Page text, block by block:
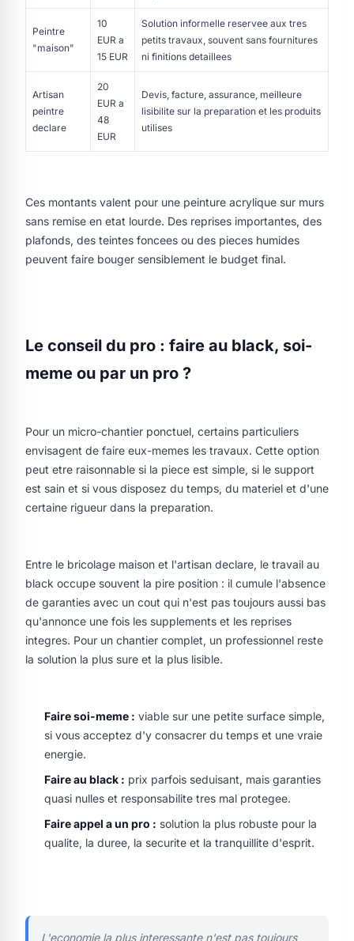
Peintre
"maison"
10
EUR a
15 EUR
Solution informelle reservee aux tres
petits travaux, souvent sans fournitures
ni finitions detaillees
Artisan
peintre
declare
20
EUR a
48
EUR
Devis, facture, assurance, meilleure
lisibilite sur la preparation et les produits
utilises
Ces montants valent pour une peinture acrylique sur murs
sans remise en etat lourde. Des reprises importantes, des
plafonds, des teintes foncees ou des pieces humides
peuvent faire bouger sensiblement le budget final.
Le conseil du pro : faire au black, soi-
meme ou par un pro ?
Pour un micro-chantier ponctuel, certains particuliers
envisagent de faire eux-memes les travaux. Cette option
peut etre raisonnable si la piece est simple, si le support
est sain et si vous disposez du temps, du materiel et d'une
certaine rigueur dans la preparation.
Entre le bricolage maison et l'artisan declare, le travail au
black occupe souvent la pire position : il cumule l'absence
de garanties avec un cout qui n'est pas toujours aussi bas
qu'annonce une fois les supplements et les reprises
integres. Pour un chantier complet, un professionnel reste
la solution la plus sure et la plus lisible.
Faire soi-meme : viable sur une petite surface simple,
si vous acceptez d'y consacrer du temps et une vraie
energie.
Faire au black : prix parfois seduisant, mais garanties
quasi nulles et responsabilite tres mal protegee.
Faire appel a un pro : solution la plus robuste pour la
qualite, la duree, la securite et la tranquillite d'esprit.
L'economie la plus interessante n'est pas toujours